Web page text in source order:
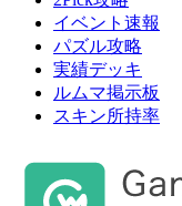
イベント速報
パズル攻略
実績デッキ
ルムマ掲示板
スキン所持率